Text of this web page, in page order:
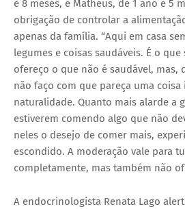
e 8 meses, e Matheus, de 1 ano e 5
obrigação de controlar a
apenas da família. “Aqui em casa
legumes e coisas saudáveis. É o
ofereço o que não é saudável, mas,
não faço com que pareça uma
naturalidade. Quanto mais alarde a
estiverem comendo algo que não
neles o desejo de comer mais,
escondido. A moderação vale para
completamente, mas também não
A endocrinologista Renata Lago